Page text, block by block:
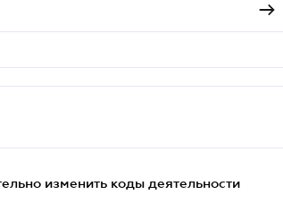
изменить коды деятельности